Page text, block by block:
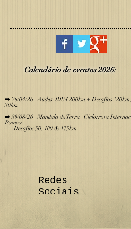
Calendário de eventos 2026:
➡️ 26/04/26 | Audax BRM 200km + Desafios
30km
➡️ 30/08/26 | Mandala da Terra | Ciclorrota
Pampa
Desafios 50, 100 & 175km
Redes
Sociais